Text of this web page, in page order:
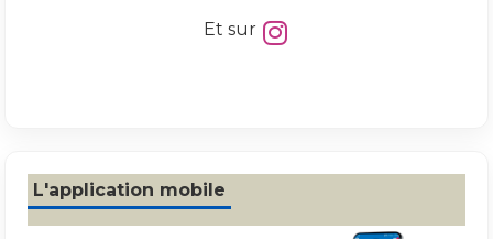
Et sur
L'application mobile